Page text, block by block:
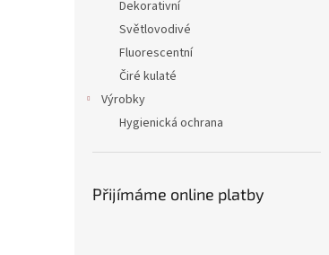
Dekorativní
Světlovodivé
Fluorescentní
Čiré kulaté
Výrobky
Hygienická ochrana
Přijímáme online platby